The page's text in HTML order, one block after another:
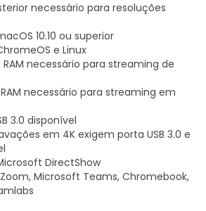
necessário para resoluções
10.10 ou superior
e Linux
RAM necessário para streaming de
RAM necessário para streaming em
3.0 disponível
em 4K exigem porta USB 3.0 e
DirectShow
Microsoft Teams, Chromebook,